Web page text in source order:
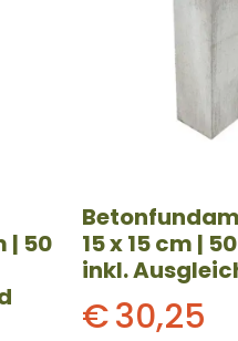
| 50
15 x 15 cm |
inkl.
€30,25